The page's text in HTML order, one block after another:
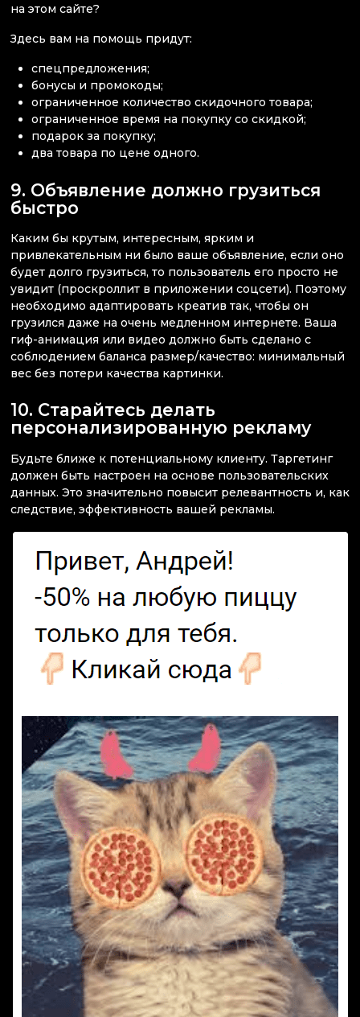
на этом сайте?
Здесь вам на помощь придут:
спецпредложения;
бонусы и промокоды;
ограниченное количество скидочного товара;
ограниченное время на покупку со скидкой;
подарок за покупку;
два товара по цене одного.
9. Объявление должно грузиться
быстро
Каким бы крутым, интересным, ярким и
привлекательным ни было ваше объявление, если оно
будет долго грузиться, то пользователь его просто не
увидит (проскроллит в приложении соцсети). Поэтому
необходимо адаптировать креатив так, чтобы он
грузился даже на очень медленном интернете. Ваша
гиф-анимация или видео должно быть сделано с
соблюдением баланса размер/качество: минимальный
вес без потери качества картинки.
10. Старайтесь делать
персонализированную рекламу
Будьте ближе к потенциальному клиенту. Таргетинг
должен быть настроен на основе пользовательских
данных. Это значительно повысит релевантность и, как
следствие, эффективность вашей рекламы.